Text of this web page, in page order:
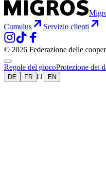
Cumulus
Servizio clienti
© 2026 Federazione delle
Regole del giocoProtezione dei
DE FR IT EN